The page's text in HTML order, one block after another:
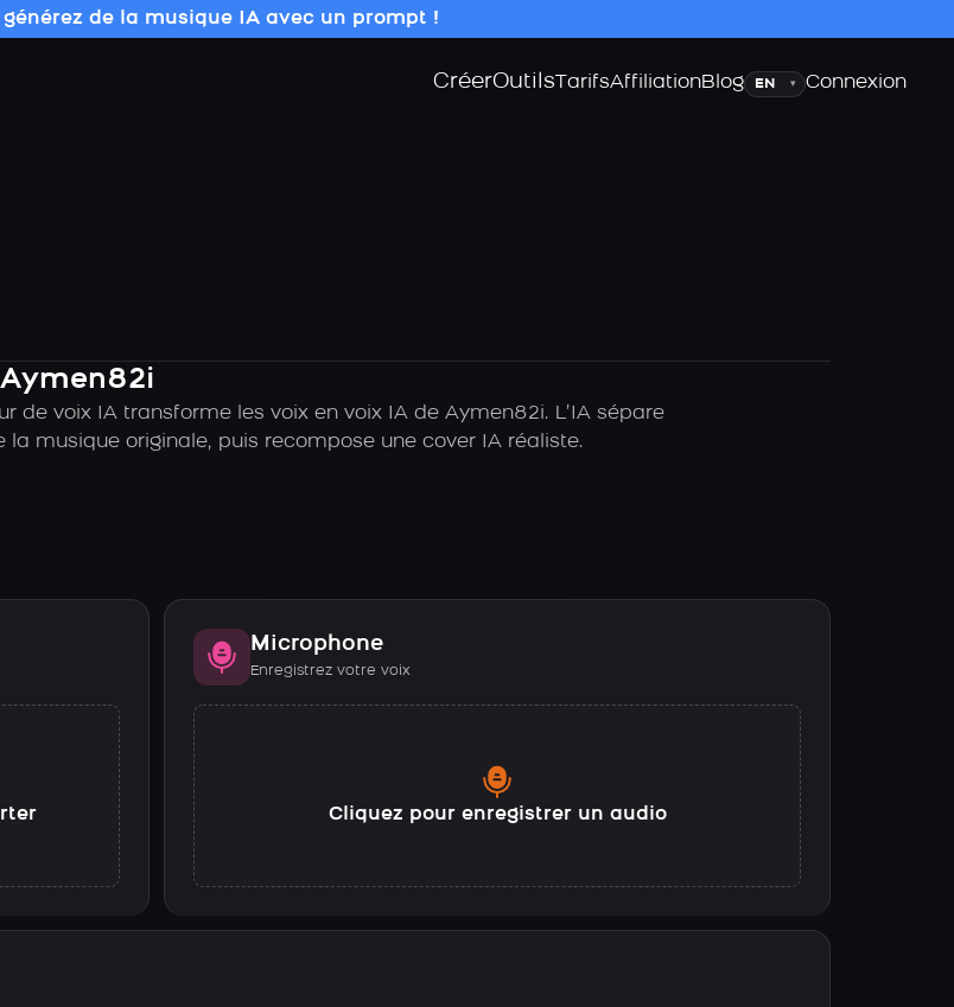
générez de la musique IA avec un prompt !
CréerOutils TarifsAffiliationBlogLangue
▾ Connexion
de voix IA transforme les voix en voix IA de Aymen82i. L’IA sépare
musique originale, puis recompose une cover IA réaliste.
Microphone
Enregistrez votre voix
Cliquez pour enregistrer un audio